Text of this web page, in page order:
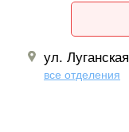
ул.
все отделения